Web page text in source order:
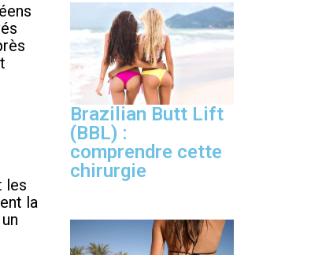
les
la
Brazilian Butt Lift
(BBL) :
comprendre cette
chirurgie